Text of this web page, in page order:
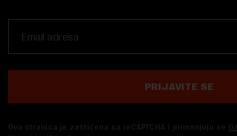
PRIJAVITE SE
Ova stranica je zaštićena sa reCAPTCHA i primenjuju se